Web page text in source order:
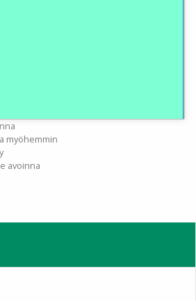
myöhemmin
avoinna